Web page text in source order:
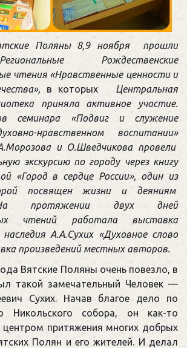
Поляны 8,9 ноября прошли
Рождественские
чтения «Нравственные ценности и
в которых Центральная
приняла активное участие.
семинара «Подвиг и служение
нравственном воспитании»
и О.Шведчикова провели
экскурсию по городу через книгу
«Город в сердце России», один из
посвящен жизни и деяниям
протяжении двух дней
чтений работала выставка
А.А.Сухих «Духовное слово
произведений местных авторов.
Вятские Поляны очень повезло, в
такой замечательный Человек —
Сухих. Начав благое дело по
Никольского собора, он как-то
центром притяжения многих добрых
Полян и его жителей. И делал